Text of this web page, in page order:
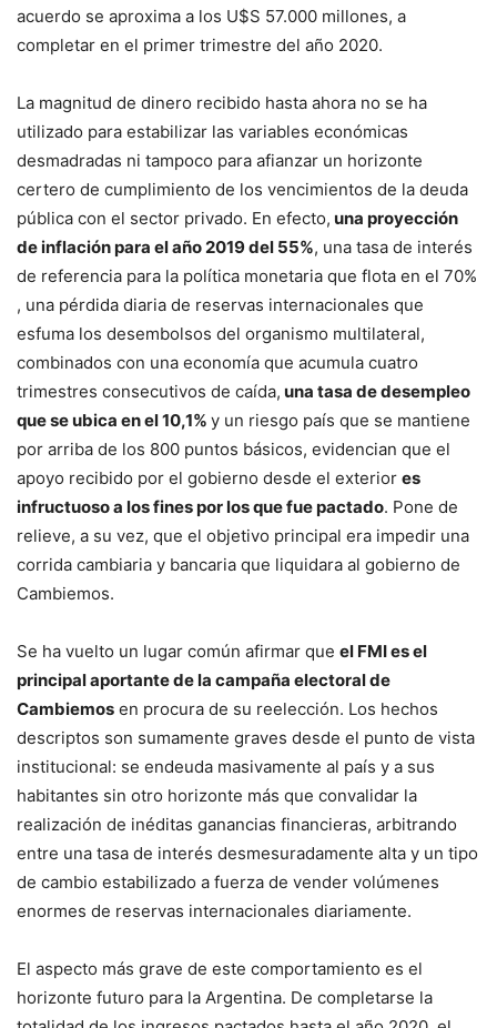
acuerdo se aproxima a los U$S 57.000 millones, a
completar en el primer trimestre del año 2020.
La magnitud de dinero recibido hasta ahora no se ha
utilizado para estabilizar las variables económicas
desmadradas ni tampoco para afianzar un horizonte
certero de cumplimiento de los vencimientos de la deuda
pública con el sector privado. En efecto, una proyección
de inflación para el año 2019 del 55%, una tasa de interés
de referencia para la política monetaria que flota en el 70%
, una pérdida diaria de reservas internacionales que
esfuma los desembolsos del organismo multilateral,
combinados con una economía que acumula cuatro
trimestres consecutivos de caída, una tasa de desempleo
que se ubica en el 10,1% y un riesgo país que se mantiene
por arriba de los 800 puntos básicos, evidencian que el
apoyo recibido por el gobierno desde el exterior es
infructuoso a los fines por los que fue pactado. Pone de
relieve, a su vez, que el objetivo principal era impedir una
corrida cambiaria y bancaria que liquidara al gobierno de
Cambiemos.
Se ha vuelto un lugar común afirmar que el FMI es el
principal aportante de la campaña electoral de
Cambiemos en procura de su reelección. Los hechos
descriptos son sumamente graves desde el punto de vista
institucional: se endeuda masivamente al país y a sus
habitantes sin otro horizonte más que convalidar la
realización de inéditas ganancias financieras, arbitrando
entre una tasa de interés desmesuradamente alta y un tipo
de cambio estabilizado a fuerza de vender volúmenes
enormes de reservas internacionales diariamente.
El aspecto más grave de este comportamiento es el
horizonte futuro para la Argentina. De completarse la